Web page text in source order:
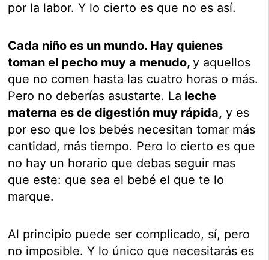
por la labor. Y lo cierto es que no es así.
Cada niño es un mundo. Hay quienes
toman el pecho muy a menudo,y aquellos
que no comen hasta las cuatro horas o más.
Pero no deberías asustarte. La leche
materna es de digestión muy rápida, y es
por eso que los bebés necesitan tomar más
cantidad, más tiempo. Pero lo cierto es que
no hay un horario que debas seguir mas
que este: que sea el bebé el que te lo
marque.
Al principio puede ser complicado, sí, pero
no imposible. Y lo único que necesitarás es